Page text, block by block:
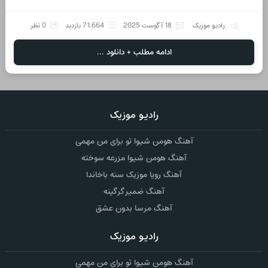
رادیو موزیک 18 آگوست 2025 71,664 بازدید 0 نظر
ادامه مطلب + دانلود ...
رادیو موزیک
آهنگ هومن شیوا تو برای من مهمی
آهنگ هومن شیوا مزرعه سوخته
آهنگ رویا موزیک سنه باخاندا
آهنگ ضمیر گرگینه
آهنگ مرسا بدون عشق
رادیو موزیک
آهنگ هومن شیوا تو برای من مهمی